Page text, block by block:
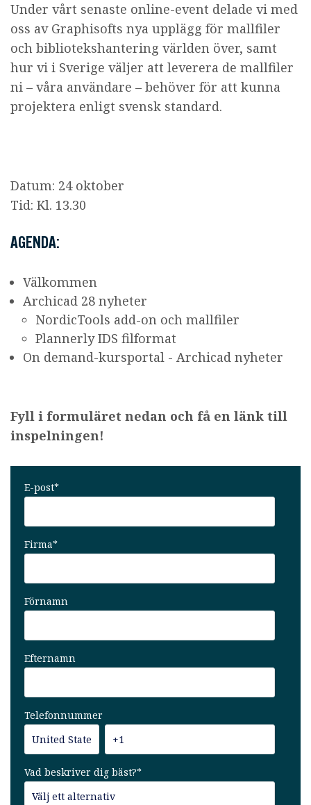
Under vårt senaste online-event delade vi med
oss av Graphisofts nya upplägg för mallfiler
och bibliotekshantering världen över, samt
hur vi i Sverige väljer att leverera de mallfiler
ni – våra användare – behöver för att kunna
projektera enligt svensk standard.
Datum: 24 oktober
Tid: Kl. 13.30
AGENDA:
Välkommen
Archicad 28 nyheter
NordicTools add-on och mallfiler
Plannerly IDS filformat
On demand-kursportal - Archicad nyheter
Fyll i formuläret nedan och få en länk till
inspelningen!
E-post*
Firma*
Förnamn
Efternamn
Telefonnummer
Vad beskriver dig bäst?*